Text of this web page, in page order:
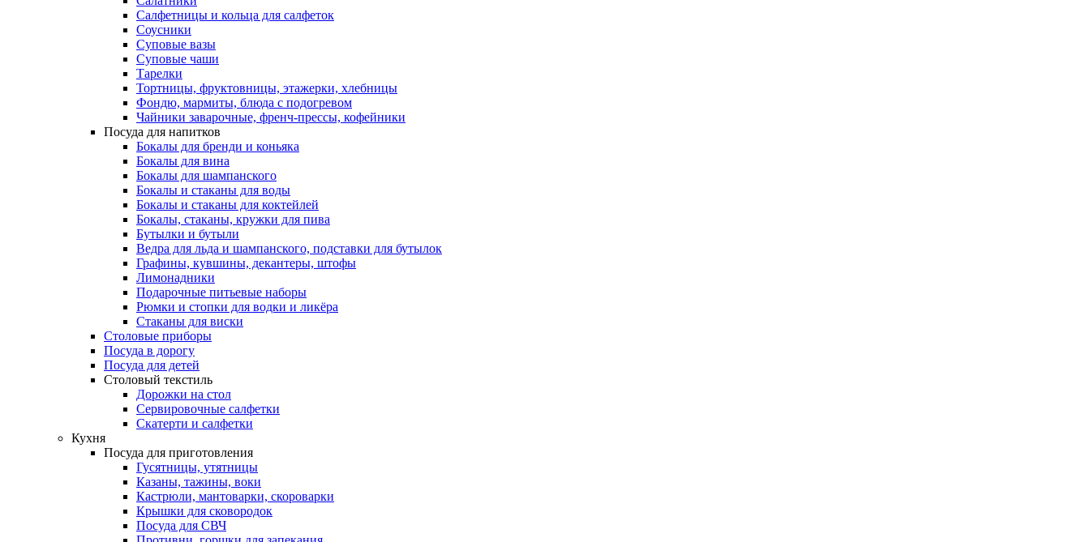
Салфетницы и кольца для салфеток
Соусники
Суповые вазы
Суповые чаши
Тарелки
Тортницы, фруктовницы, этажерки, хлебницы
Фондю, мармиты, блюда с подогревом
Чайники заварочные, френч-прессы, кофейники
Посуда для напитков
Бокалы для бренди и коньяка
Бокалы для вина
Бокалы для шампанского
Бокалы и стаканы для воды
Бокалы и стаканы для коктейлей
Бокалы, стаканы, кружки для пива
Бутылки и бутыли
Ведра для льда и шампанского, подставки для бутылок
Графины, кувшины, декантеры, штофы
Лимонадники
Подарочные питьевые наборы
Рюмки и стопки для водки и ликёра
Стаканы для виски
Столовые приборы
Посуда в дорогу
Посуда для детей
Столовый текстиль
Дорожки на стол
Сервировочные салфетки
Скатерти и салфетки
Кухня
Посуда для приготовления
Гусятницы, утятницы
Казаны, тажины, воки
Кастрюли, мантоварки, скороварки
Крышки для сковородок
Посуда для СВЧ